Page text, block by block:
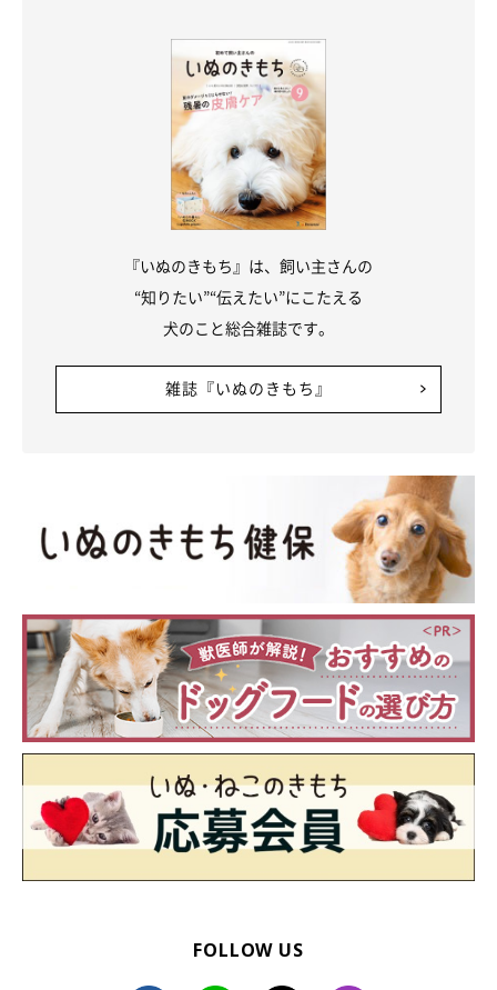
『いぬのきもち』は、飼い主さんの
“知りたい”“伝えたい”にこたえる
犬のこと総合雑誌です。
雑誌『いぬのきもち』
FOLLOW US